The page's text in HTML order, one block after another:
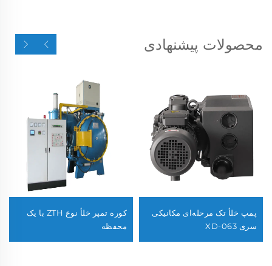
محصولات پیشنهادی
پمپ خلأ تک مرحله‌ای مکانیکی
سری XD-063
کوره تمپر خلأ نوع ZTH با یک
محفظه